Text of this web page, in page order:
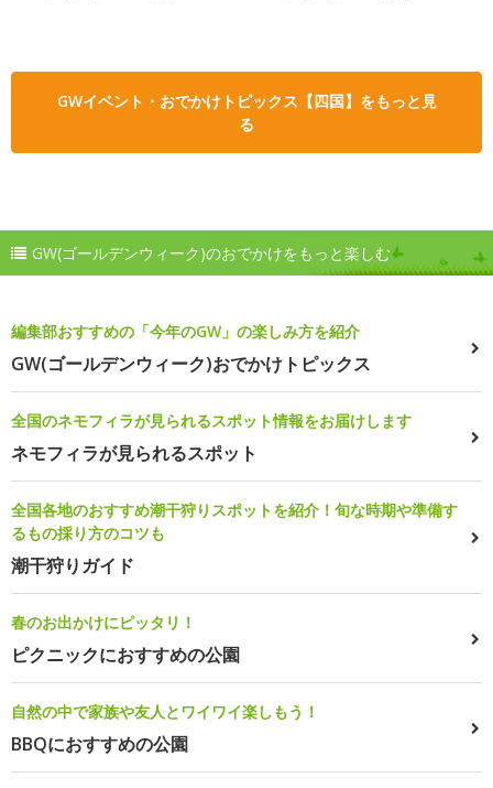
GWイベント・おでかけトピックス【四国】をもっと見
る
GW(ゴールデンウィーク)のおでかけをもっと楽しむ
編集部おすすめの「今年のGW」の楽しみ方を紹介
GW(ゴールデンウィーク)おでかけトピックス
全国のネモフィラが見られるスポット情報をお届けします
ネモフィラが見られるスポット
全国各地のおすすめ潮干狩りスポットを紹介！旬な時期や準備す
るもの採り方のコツも
潮干狩りガイド
春のお出かけにピッタリ！
ピクニックにおすすめの公園
自然の中で家族や友人とワイワイ楽しもう！
BBQにおすすめの公園